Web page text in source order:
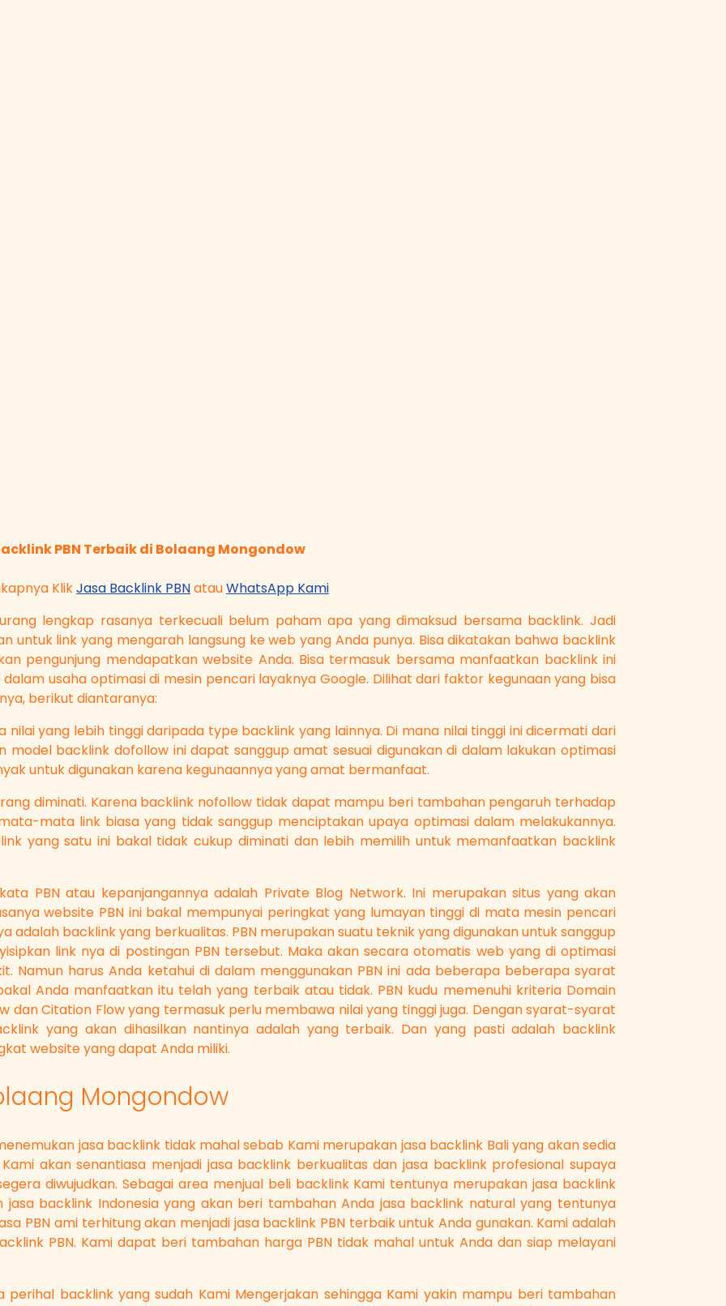
PBN Terbaik di Bolaang Mongondow
KlikJasa Backlink PBNatauWhatsApp Kami
lengkap rasanya terkecuali belum paham apa yang dimaksud bersama backlink. Jadi
untuk link yang mengarah langsung ke web yang Anda punya. Bisa dikatakan bahwa backlink
pengunjung mendapatkan website Anda. Bisa termasuk bersama manfaatkan backlink ini
usaha optimasi di mesin pencari layaknya Google. Dilihat dari faktor kegunaan yang bisa
berikut diantaranya:
yang lebih tinggi daripada type backlink yang lainnya. Di mana nilai tinggi ini dicermati dari
backlink dofollow ini dapat sanggup amat sesuai digunakan di dalam lakukan optimasi
untuk digunakan karena kegunaannya yang amat bermanfaat.
diminati. Karena backlink nofollow tidak dapat mampu beri tambahan pengaruh terhadap
mata link biasa yang tidak sanggup menciptakan upaya optimasi dalam melakukannya.
yang satu ini bakal tidak cukup diminati dan lebih memilih untuk memanfaatkan backlink
PBN atau kepanjangannya adalah Private Blog Network. Ini merupakan situs yang akan
website PBN ini bakal mempunyai peringkat yang lumayan tinggi di mata mesin pencari
adalah backlink yang berkualitas. PBN merupakan suatu teknik yang digunakan untuk sanggup
link nya di postingan PBN tersebut. Maka akan secara otomatis web yang di optimasi
Namun harus Anda ketahui di dalam menggunakan PBN ini ada beberapa beberapa syarat
Anda manfaatkan itu telah yang terbaik atau tidak. PBN kudu memenuhi kriteria Domain
dan Citation Flow yang termasuk perlu membawa nilai yang tinggi juga. Dengan syarat-syarat
yang akan dihasilkan nantinya adalah yang terbaik. Dan yang pasti adalah backlink
website yang dapat Anda miliki.
Mongondow
jasa backlink tidak mahal sebab Kami merupakan jasa backlink Bali yang akan sedia
akan senantiasa menjadi jasa backlink berkualitas dan jasa backlink profesional supaya
diwujudkan. Sebagai area menjual beli backlink Kami tentunya merupakan jasa backlink
backlink Indonesia yang akan beri tambahan Anda jasa backlink natural yang tentunya
PBN ami terhitung akan menjadi jasa backlink PBN terbaik untuk Anda gunakan. Kami adalah
PBN. Kami dapat beri tambahan harga PBN tidak mahal untuk Anda dan siap melayani
backlink yang sudah Kami Mengerjakan sehingga Kami yakin mampu beri tambahan